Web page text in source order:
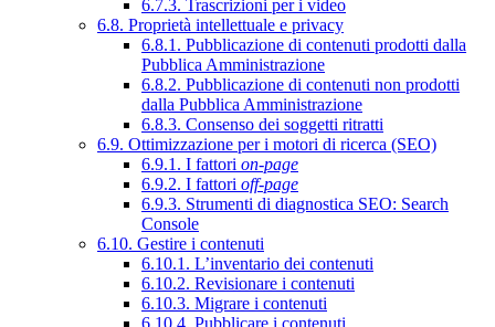
6.7.3. Trascrizioni per i video
6.8. Proprietà intellettuale e privacy
6.8.1. Pubblicazione di contenuti prodotti dalla
Pubblica Amministrazione
6.8.2. Pubblicazione di contenuti non prodotti
dalla Pubblica Amministrazione
6.8.3. Consenso dei soggetti ritratti
6.9. Ottimizzazione per i motori di ricerca (SEO)
6.9.1. I fattori on-page
6.9.2. I fattori off-page
6.9.3. Strumenti di diagnostica SEO: Search
Console
6.10. Gestire i contenuti
6.10.1. L’inventario dei contenuti
6.10.2. Revisionare i contenuti
6.10.3. Migrare i contenuti
6.10.4. Pubblicare i contenuti